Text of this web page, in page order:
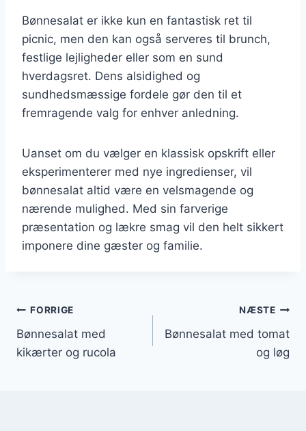
Bønnesalat er ikke kun en fantastisk ret til
picnic, men den kan også serveres til brunch,
festlige lejligheder eller som en sund
hverdagsret. Dens alsidighed og
sundhedsmæssige fordele gør den til et
fremragende valg for enhver anledning.
Uanset om du vælger en klassisk opskrift eller
eksperimenterer med nye ingredienser, vil
bønnesalat altid være en velsmagende og
nærende mulighed. Med sin farverige
præsentation og lækre smag vil den helt sikkert
imponere dine gæster og familie.
Indlægsnavigation
FORRIGE
Bønnesalat med
kikærter og rucola
NÆSTE
Bønnesalat med tomat
og løg